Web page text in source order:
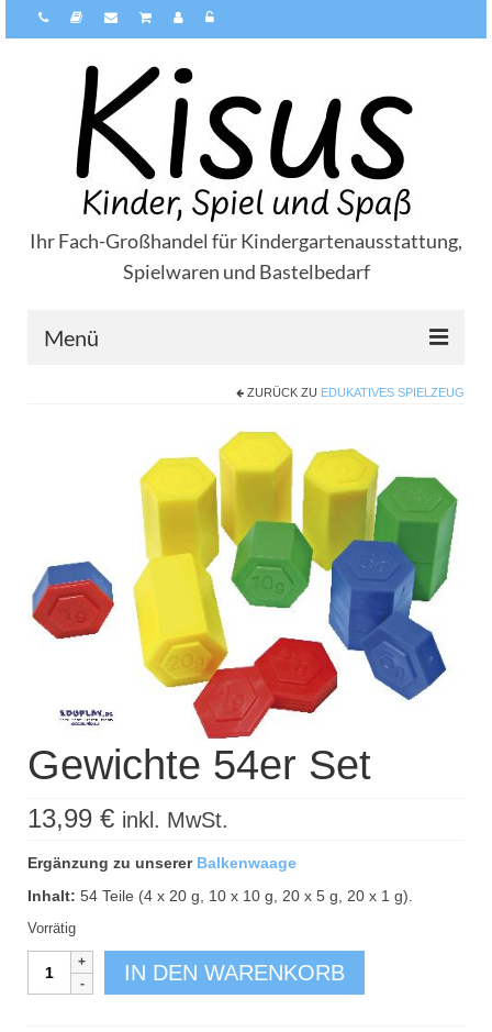
Ihr Fach-Großhandel für Kindergartenausstattung,
Spielwaren und Bastelbedarf
Menü
Versandarten
Kisus Katalog anfordern
Newsletter
Kontakt
Log In / Mein Konto
search
ZURÜCK ZU EDUKATIVES SPIELZEUG
Gewichte 54er Set
13,99 € inkl. MwSt.
Ergänzung zu unserer Balkenwaage
Inhalt: 54 Teile (4 x 20 g, 10 x 10 g, 20 x 5 g, 20 x 1 g).
Vorrätig
Gewichte
54er
IN DEN WARENKORB